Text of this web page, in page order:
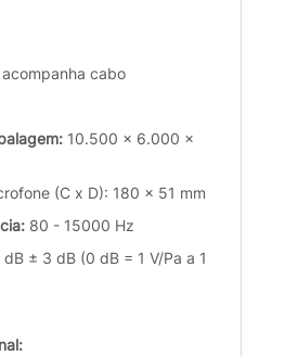
cabo
10.500 x 6.000 x
(C x D): 180 x 51 mm
80 - 15000 Hz
± 3 dB (0 dB = 1 V/Pa a 1